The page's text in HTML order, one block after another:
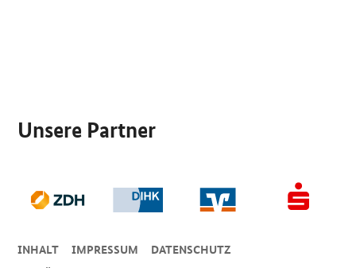
Unsere Partner
INHALT IMPRESSUM
DA­TEN­SCHUTZ